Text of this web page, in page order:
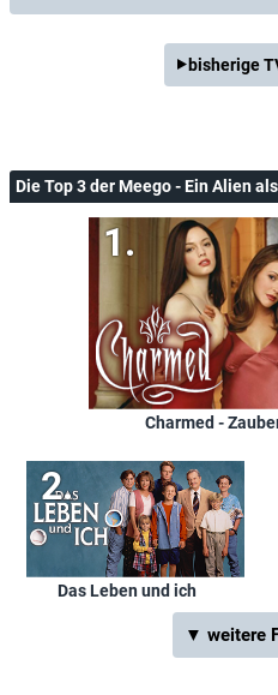
bisherige
Die Top 3 der Meego - Ein Alien
Charmed -
Das Leben und ich
▼ weitere